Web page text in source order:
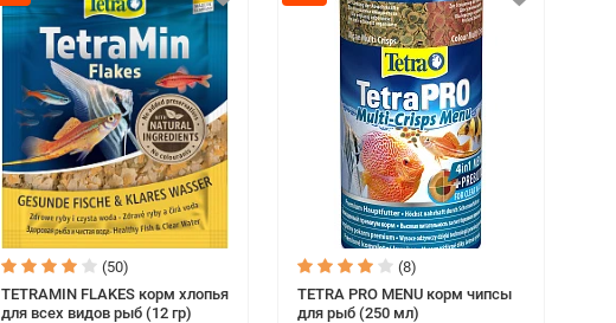
(50)
TETRAMIN FLAKES корм хлопья
для всех видов рыб (12 гр)
(8)
TETRA PRO MENU корм чипсы
для рыб (250 мл)